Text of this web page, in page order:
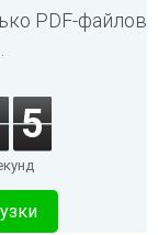
PDF-файлов
5